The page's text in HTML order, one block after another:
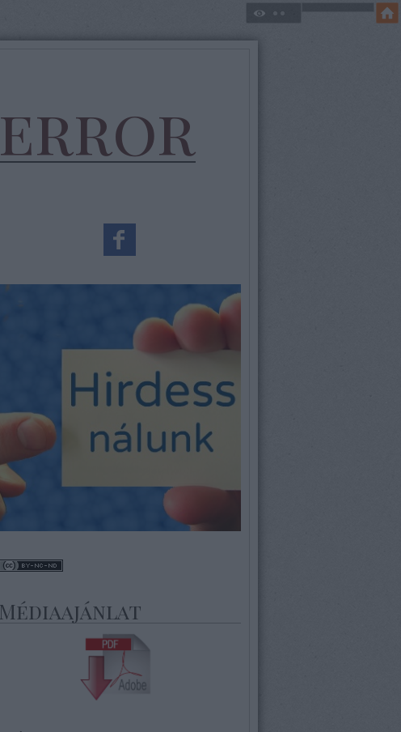
Médiaajánlat